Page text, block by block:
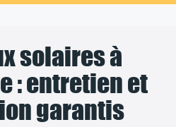
solaires à
: entretien et
garantis